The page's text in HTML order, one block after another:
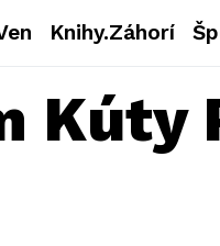
Knihy.Záhorí
Kúty